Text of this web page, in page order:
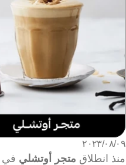
٠٩‏/٠٨‏/٢٠٢٣
منذ انطلاق متجر أوتشلي